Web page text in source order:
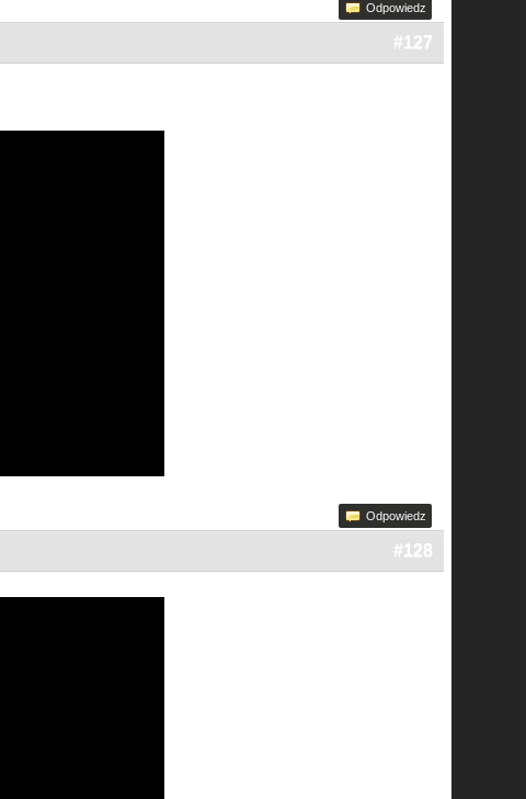
Odpowiedz
#127
Odpowiedz
#128